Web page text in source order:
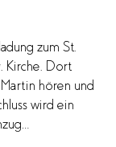
zum St.
Kirche. Dort
hören und
wird ein